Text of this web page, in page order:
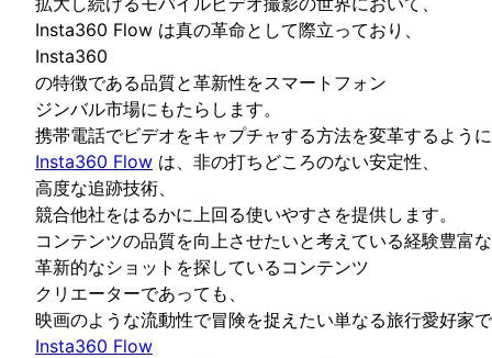
Insta360 Flow は真の革命として際立っており、
Insta360
の特徴である品質と革新性をスマートフォン
ジンバル市場にもたらします。
携帯電話でビデオをキャプチャする方法を変革するよう
Insta360 Flow は、非の打ちどころのない安定性、
高度な追跡技術、
競合他社をはるかに上回る使いやすさを提供します。
コンテンツの品質を向上させたいと考えている経験豊富
革新的なショットを探しているコンテンツ
クリエーターであっても、
映画のような流動性で冒険を捉えたい単なる旅行愛好家
Insta360 Flow